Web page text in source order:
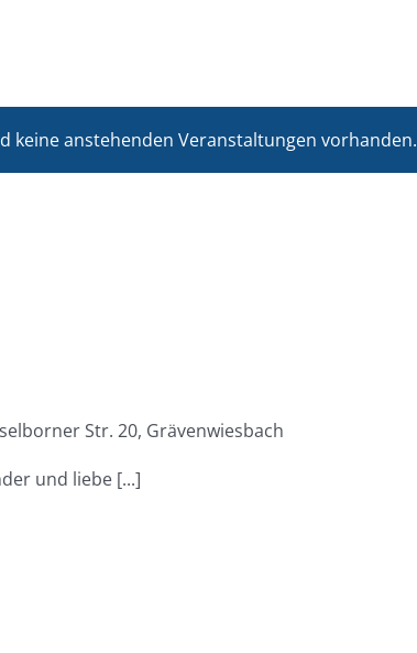
keine anstehenden Veranstaltungen vorhanden.
Str. 20, Grävenwiesbach
und liebe [...]